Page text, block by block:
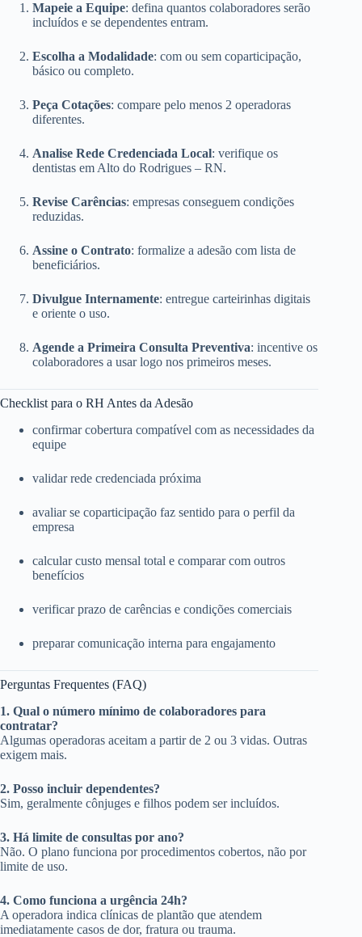
Mapeie a Equipe: defina quantos colaboradores serão
incluídos e se dependentes entram.
Escolha a Modalidade: com ou sem coparticipação,
básico ou completo.
Peça Cotações: compare pelo menos 2 operadoras
diferentes.
Analise Rede Credenciada Local: verifique os
dentistas em Alto do Rodrigues – RN.
Revise Carências: empresas conseguem condições
reduzidas.
Assine o Contrato: formalize a adesão com lista de
beneficiários.
Divulgue Internamente: entregue carteirinhas digitais
e oriente o uso.
Agende a Primeira Consulta Preventiva: incentive os
colaboradores a usar logo nos primeiros meses.
Checklist para o RH Antes da Adesão
confirmar cobertura compatível com as necessidades da
equipe
validar rede credenciada próxima
avaliar se coparticipação faz sentido para o perfil da
empresa
calcular custo mensal total e comparar com outros
benefícios
verificar prazo de carências e condições comerciais
preparar comunicação interna para engajamento
Perguntas Frequentes (FAQ)
1. Qual o número mínimo de colaboradores para
contratar?
Algumas operadoras aceitam a partir de 2 ou 3 vidas. Outras
exigem mais.
2. Posso incluir dependentes?
Sim, geralmente cônjuges e filhos podem ser incluídos.
3. Há limite de consultas por ano?
Não. O plano funciona por procedimentos cobertos, não por
limite de uso.
4. Como funciona a urgência 24h?
A operadora indica clínicas de plantão que atendem
imediatamente casos de dor, fratura ou trauma.